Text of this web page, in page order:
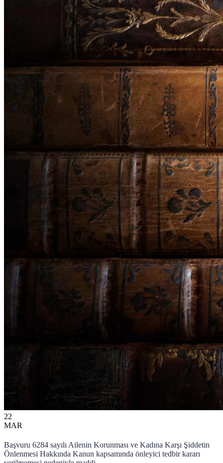
22
MAR
Başvuru 6284 sayılı Ailenin Korunması ve Kadına Karşı Şiddetin
Önlenmesi Hakkında Kanun kapsamında önleyici tedbir kararı